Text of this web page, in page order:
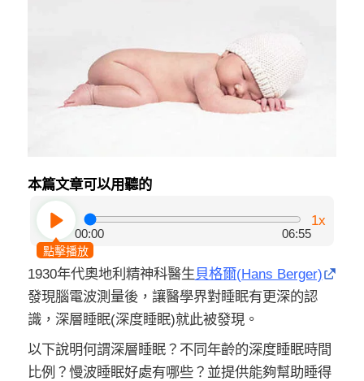
本篇文章可以用聽的
點擊播放
00:00 06:55
1x
1930年代奧地利精神科醫生 貝格爾(Hans Berger)
發現腦電波測量後，讓醫學界對睡眠有更深的認
識，深層睡眠(深度睡眠)就此被發現。
以下說明何謂深層睡眠？不同年齡的深度睡眠時間
比例？慢波睡眠好處有哪些？並提供能夠幫助睡得